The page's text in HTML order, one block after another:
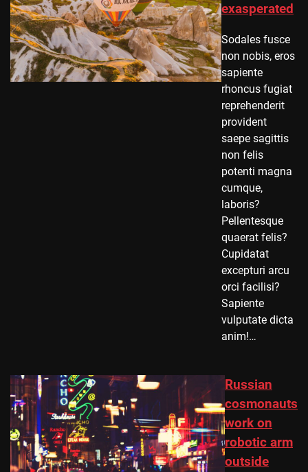
exasperated
Sodales fusce
non nobis, eros
sapiente
rhoncus fugiat
reprehenderit
provident
saepe sagittis
non felis
potenti magna
cumque,
laboris?
Pellentesque
quaerat felis?
Cupidatat
excepturi arcu
orci facilisi?
Sapiente
vulputate dicta
anim!…
Russian
cosmonauts
work on
robotic arm
outside